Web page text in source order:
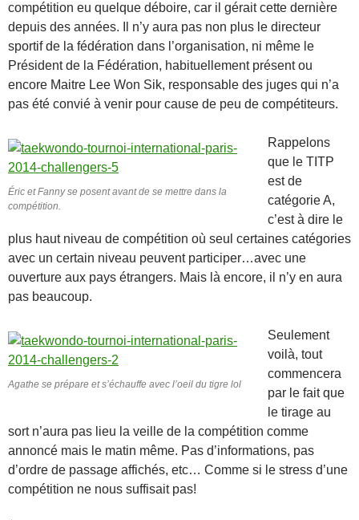
compétition eu quelque déboire, car il gérait cette dernière
depuis des années. Il n’y aura pas non plus le directeur
sportif de la fédération dans l’organisation, ni même le
Président de la Fédération, habituellement présent ou
encore Maitre Lee Won Sik, responsable des juges qui n’a
pas été convié à venir pour cause de peu de compétiteurs.
Éric et Fanny se posent avant de se mettre dans la
compétition.
Rappelons
que le TITP
est de
catégorie A,
c’est à dire le
plus haut niveau de compétition où seul certaines catégories
avec un certain niveau peuvent participer…avec une
ouverture aux pays étrangers. Mais là encore, il n’y en aura
pas beaucoup.
Agathe se prépare et s’échauffe avec l’oeil du tigre lol
Seulement
voilà, tout
commencera
par le fait que
le tirage au
sort n’aura pas lieu la veille de la compétition comme
annoncé mais le matin même. Pas d’informations, pas
d’ordre de passage affichés, etc… Comme si le stress d’une
compétition ne nous suffisait pas!